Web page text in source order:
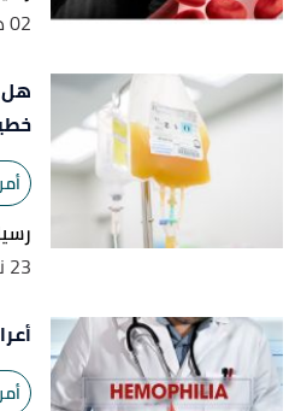
02 ديسمبر 2021
هل
23 نوفمبر 2021